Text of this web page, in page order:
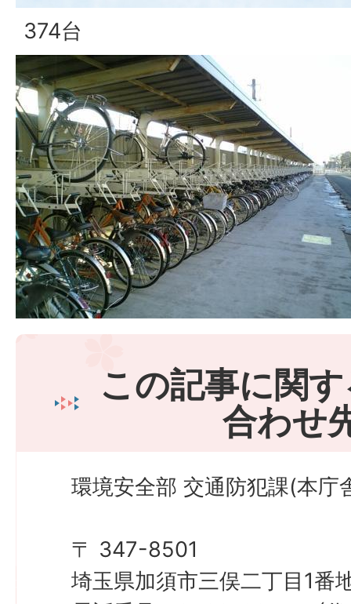
374台
この記事に関
合わせ
環境安全部 交通防犯課(本庁
〒 347-8501
埼玉県加須市三俣二丁目1番